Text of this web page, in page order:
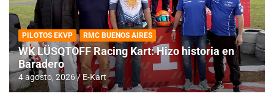
PILOTOS EKVP RMC BUENOS AIRES
WK LÜSQTOFF Racing Kart: Hizo historia en
Baradero
4 agosto, 2026 E-Kart